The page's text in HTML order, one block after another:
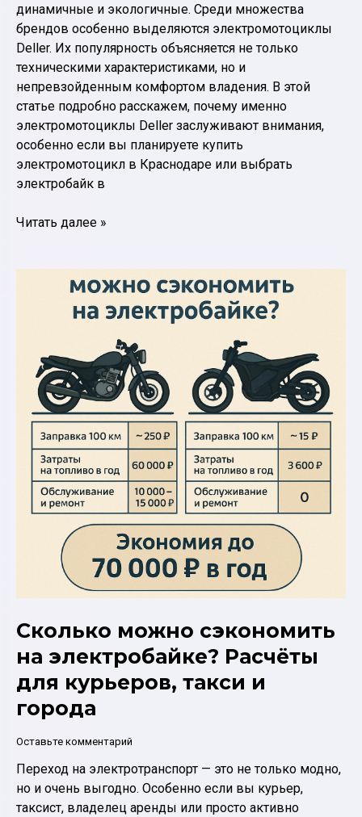
динамичные и экологичные. Среди множества
брендов особенно выделяются электромотоциклы
Deller. Их популярность объясняется не только
техническими характеристиками, но и
непревзойденным комфортом владения. В этой
статье подробно расскажем, почему именно
электромотоциклы Deller заслуживают внимания,
особенно если вы планируете купить
электромотоцикл в Краснодаре или выбрать
электробайк в
Почему
становятся
поколения:
преимуществ,
которые
нельзя
игнорировать
Читать далее »
Сколько можно сэкономить
на электробайке? Расчёты
для курьеров, такси и
города
Оставьте комментарий
Переход на электротранспорт — это не только модно,
но и очень выгодно. Особенно если вы курьер,
таксист, владелец аренды или просто активно